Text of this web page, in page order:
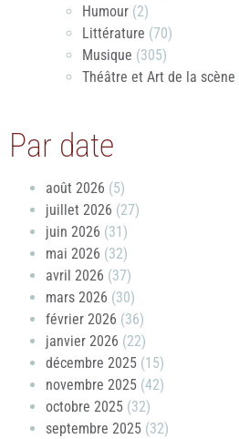
Humour (2)
Littérature (70)
Musique (305)
Théâtre et Art de la scène
Par date
août 2026 (5)
juillet 2026 (27)
juin 2026 (31)
mai 2026 (32)
avril 2026 (37)
mars 2026 (30)
février 2026 (36)
janvier 2026 (22)
décembre 2025 (15)
novembre 2025 (42)
octobre 2025 (32)
septembre 2025 (32)